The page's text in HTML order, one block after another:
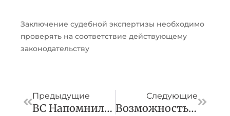
Заключение судебной экспертизы необходимо
проверять на соответствие действующему
законодательству
Предыдущие
ВС Напомнил Порядок Утверждения Плана Реструктуризации Долгов В Деле О Банкротстве Гражданина
Следующие
Возможность Получения Адвокатом «гонорара Успеха» Соответствует Текущему Регулированию